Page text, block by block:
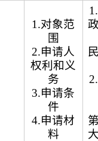
1.对象范
围
2.申请人
权利和义
务
3.申请条
件
4.申请材
料